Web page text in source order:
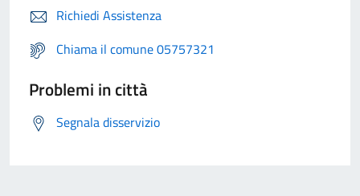
Richiedi Assistenza
Chiama il comune 05757321
Problemi in città
Segnala disservizio